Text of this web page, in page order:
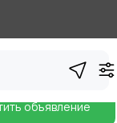
объявление